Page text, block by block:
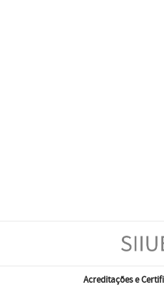
Acreditações e